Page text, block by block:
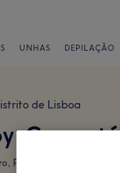
UNHAS DEPILAÇÃO
de Lisboa
Portugal